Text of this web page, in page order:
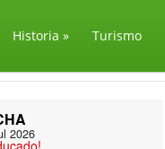
Historia » Turismo
2026